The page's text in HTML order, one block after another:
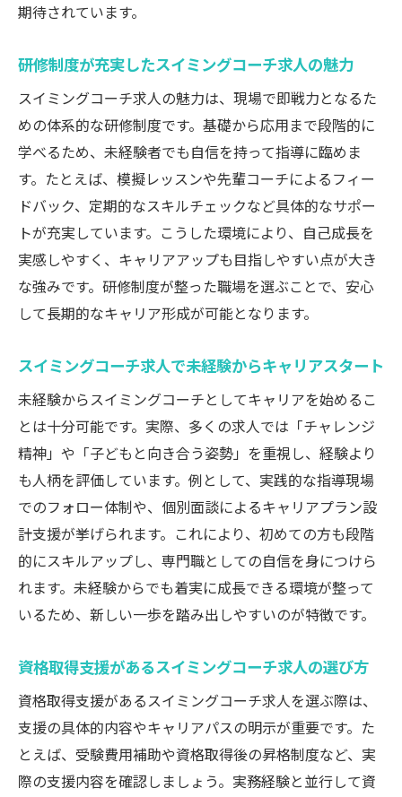
期待されています。
研修制度が充実したスイミングコーチ求人の魅力
スイミングコーチ求人の魅力は、現場で即戦力となるた
めの体系的な研修制度です。基礎から応用まで段階的に
学べるため、未経験者でも自信を持って指導に臨めま
す。たとえば、模擬レッスンや先輩コーチによるフィー
ドバック、定期的なスキルチェックなど具体的なサポー
トが充実しています。こうした環境により、自己成長を
実感しやすく、キャリアアップも目指しやすい点が大き
な強みです。研修制度が整った職場を選ぶことで、安心
して長期的なキャリア形成が可能となります。
スイミングコーチ求人で未経験からキャリアスタート
未経験からスイミングコーチとしてキャリアを始めるこ
とは十分可能です。実際、多くの求人では「チャレンジ
精神」や「子どもと向き合う姿勢」を重視し、経験より
も人柄を評価しています。例として、実践的な指導現場
でのフォロー体制や、個別面談によるキャリアプラン設
計支援が挙げられます。これにより、初めての方も段階
的にスキルアップし、専門職としての自信を身につけら
れます。未経験からでも着実に成長できる環境が整って
いるため、新しい一歩を踏み出しやすいのが特徴です。
資格取得支援があるスイミングコーチ求人の選び方
資格取得支援があるスイミングコーチ求人を選ぶ際は、
支援の具体的内容やキャリアパスの明示が重要です。た
とえば、受験費用補助や資格取得後の昇格制度など、実
際の支援内容を確認しましょう。実務経験と並行して資